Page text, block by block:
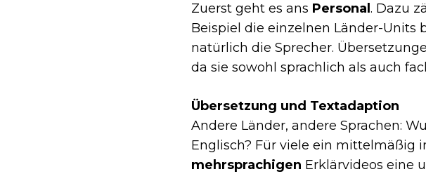
Zuerst geht es ans Personal . Dazu
Beispiel die einzelnen Länder-Units
natürlich die Sprecher.
da sie sowohl sprachlich als auch
Übersetzung und Textadaption
Andere Länder, andere Sprachen:
Englisch? Für viele ein mittelmäßig
mehrsprachigen Erklärvideos eine